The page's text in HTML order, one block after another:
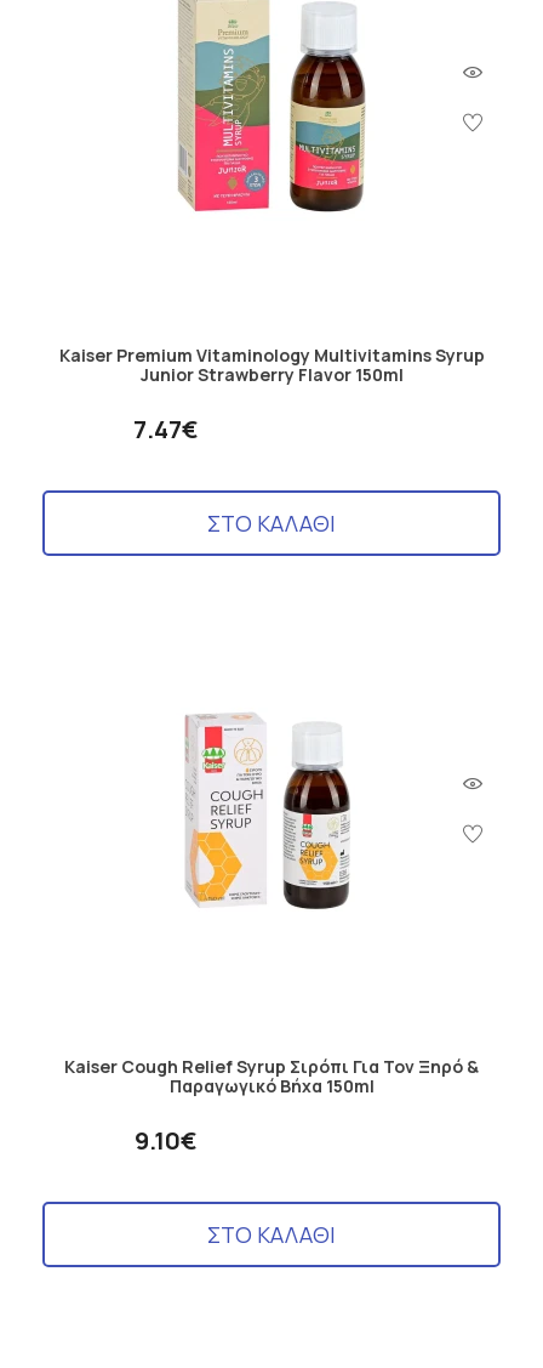
Kaiser Premium Vitaminology Multivitamins Syrup
Junior Strawberry Flavor 150ml
7.47€
ΣΤΟ ΚΑΛΑΘΙ
Kaiser Cough Relief Syrup Σιρόπι Για Τον Ξηρό &
Παραγωγικό Βήχα 150ml
9.10€
ΣΤΟ ΚΑΛΑΘΙ